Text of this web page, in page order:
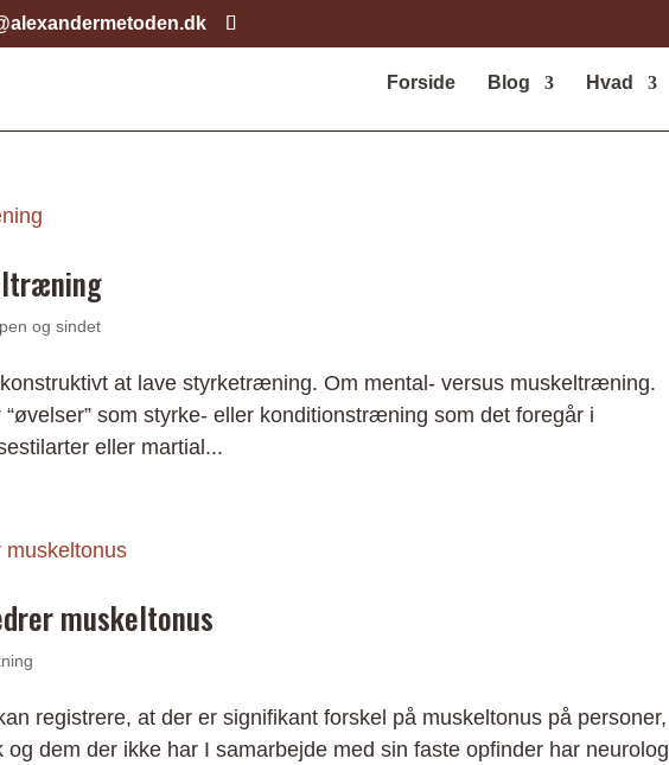
Forside Blog Hvad
og sindet
at lave styrketræning. Om mental- versus muskeltræning.
som styrke- eller konditionstræning som det foregår i
eller martial...
muskeltonus
registrere, at der er signifikant forskel på muskeltonus på personer,
dem der ikke har I samarbejde med sin faste opfinder har neurolog